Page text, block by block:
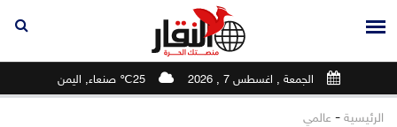
الجمعة , اغسطس 7 , 2026 25℃ صنعاء, اليمن
الرئيسية - عالمي